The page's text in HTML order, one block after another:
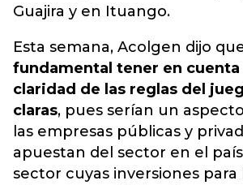
Guajira y en Ituango.
Esta semana, Acolgen dijo
fundamental tener en cuenta
claridad de las reglas del
claras, pues serían un
las empresas públicas y
apuestan del sector en el
sector cuyas inversiones para